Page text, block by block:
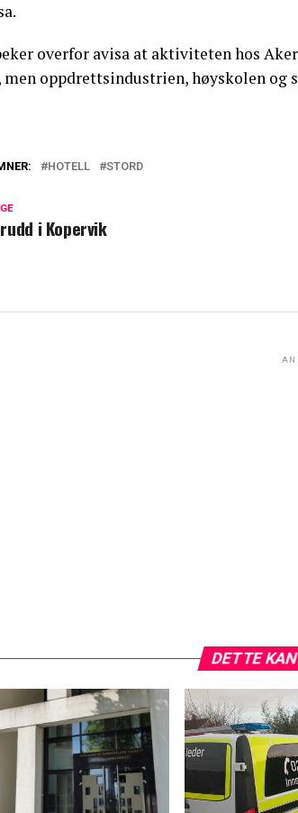
overfor avisa at aktiviteten hos
men oppdrettsindustrien, høyskolen og
HOTELL STORD
i Kopervik
DETTE